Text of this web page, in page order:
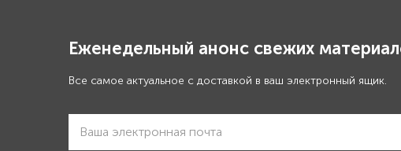
Еженедельный анонс свежих
Все самое актуальное с доставкой в ваш электронный ящик.